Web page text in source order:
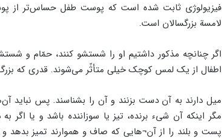
فیزیولوژی ثابت شده است که پوست طفل حساس‌تر از
لامسة بزرگسالان است.
اگر چنانچه مذکور داشتیم او را شستشو کنند، حمّام و
اطفال از یک لمس کوچک خیلی متأثّر می‌شوند. قدری که
میل دارند به آن دست بزنند و آن را بشناسند. پس نباید
مگر اینکه آن شیء برنده، تیز یا سوزاننده باشد و یا
پست و بلند را از آن¬هایی که صاف و هموارند تمیز بدهد